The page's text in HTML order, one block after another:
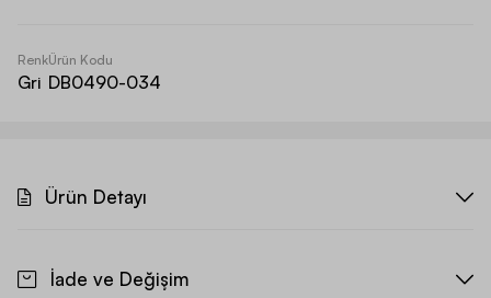
Renk
Gri
Ürün Kodu
DB0490-034
Ürün Detayı
İade ve Değişim